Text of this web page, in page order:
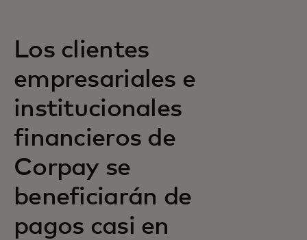
Los clientes
empresariales e
institucionales
financieros de
Corpay se
beneficiarán de
pagos casi en